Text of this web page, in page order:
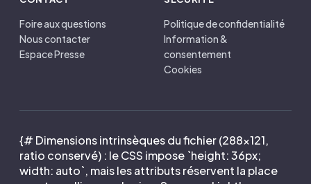
Foire aux questions
Nous contacter
Espace Presse
Politique de confidentialité
Information &
consentement
Cookies
{# Dimensions intrinsèques du fichier (288×121,
ratio conservé) : le CSS impose `height: 36px;
width: auto`, mais les attributs réservent la place